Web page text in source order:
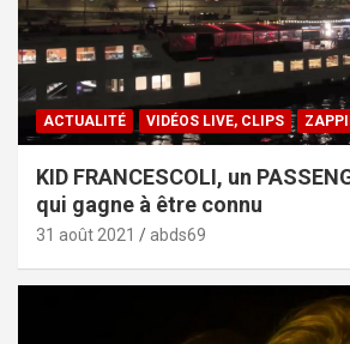
ACTUALITÉ VIDÉOS LIVE, CLIPS
KID FRANCESCOLI, un
qui gagne à être connu
31 août 2021 abds69